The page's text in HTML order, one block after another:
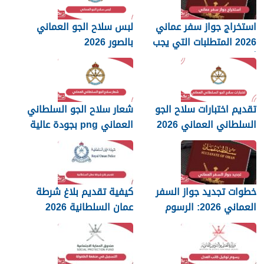
استخراج جواز سفر عماني
2026 المتطلبات التي يجب
أن تعرفها
لبس سلاح الجو العماني
بالصور 2026
تقديم اختبارات سلاح الجو
السلطاني العماني 2026
شعار سلاح الجو السلطاني
العماني png بجودة عالية
2026
خطوات تجديد جواز السفر
العماني 2026: الرسوم
والمستندات المطلوبة
كيفية تقديم بلاغ شرطة
عمان السلطانية 2026